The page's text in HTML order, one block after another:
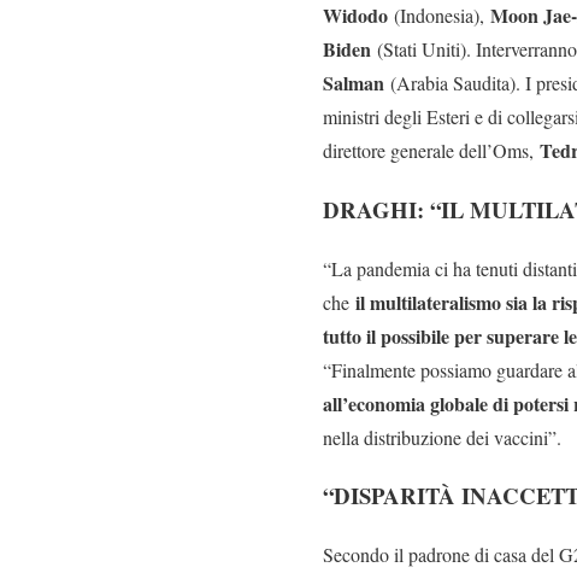
Widodo (Indonesia), Moon
Biden (Stati Uniti).
Salman (Arabia Saudita). I
ministri degli Esteri e di
direttore generale dell’Oms,
DRAGHI: “IL
“La pandemia ci ha tenuti
che il multilateralismo sia la
tutto il possibile per superare
“Finalmente possiamo guardare
all’economia globale di
nella distribuzione dei vaccini”.
“DISPARITÀ
Secondo il padrone di casa del